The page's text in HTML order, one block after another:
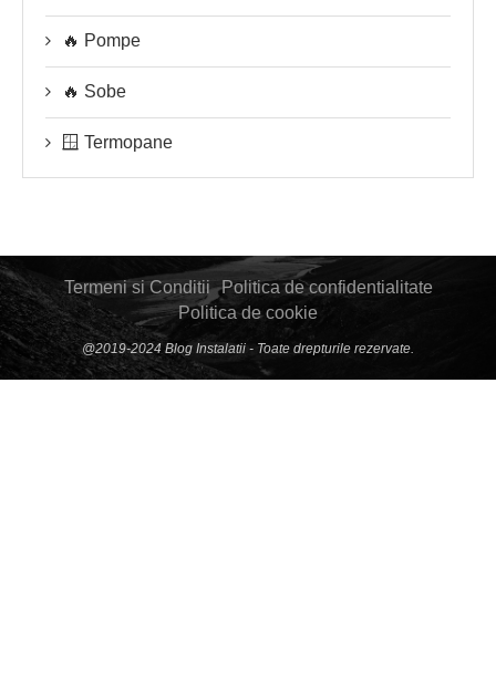
🔥 Pompe
🔥 Sobe
🪟 Termopane
Termeni si Conditii Politica de confidentialitate
Politica de cookie
@2019-2024 Blog Instalatii - Toate drepturile rezervate.